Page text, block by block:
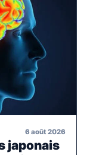
6 août 2026
japonais